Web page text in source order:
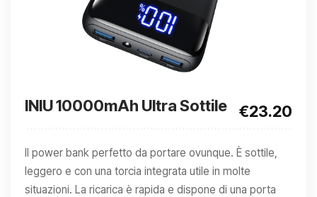
INIU 10000mAh Ultra Sottile €23.20
Il power bank perfetto da portare ovunque. È sottile,
leggero e con una torcia integrata utile in molte
situazioni. La ricarica è rapida e dispone di una porta